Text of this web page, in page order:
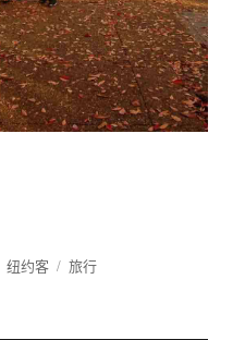
分
纽约客
标
旅行